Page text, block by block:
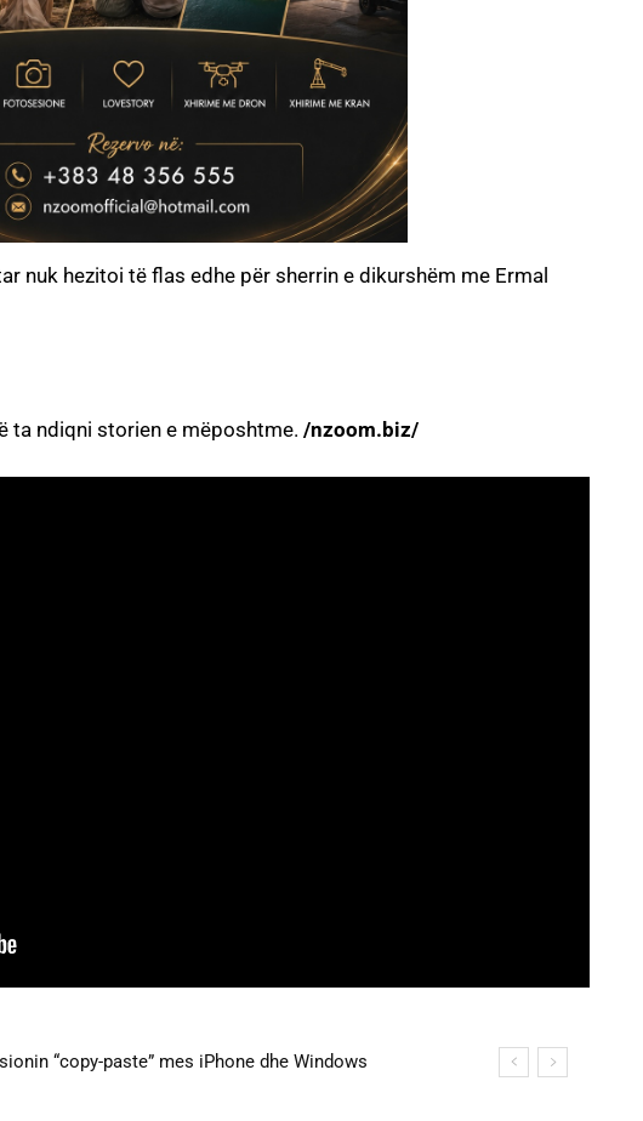
nuk hezitoi të flas edhe për sherrin e dikurshëm me Ermal
ta ndiqni storien e mëposhtme. /nzoom.biz/
“copy-paste” mes iPhone dhe Windows
martohen këtë të shtunë, zbulohen detajet